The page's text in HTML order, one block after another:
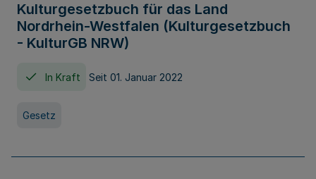
Kulturgesetzbuch für das Land
Nordrhein-Westfalen (Kulturgesetzbuch
- KulturGB NRW)
In Kraft Seit 01. Januar 2022
Gesetz